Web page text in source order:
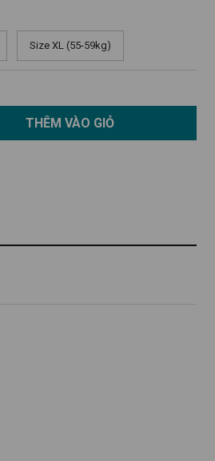
THÊM VÀO GIỎ
Size XL (55-59kg)